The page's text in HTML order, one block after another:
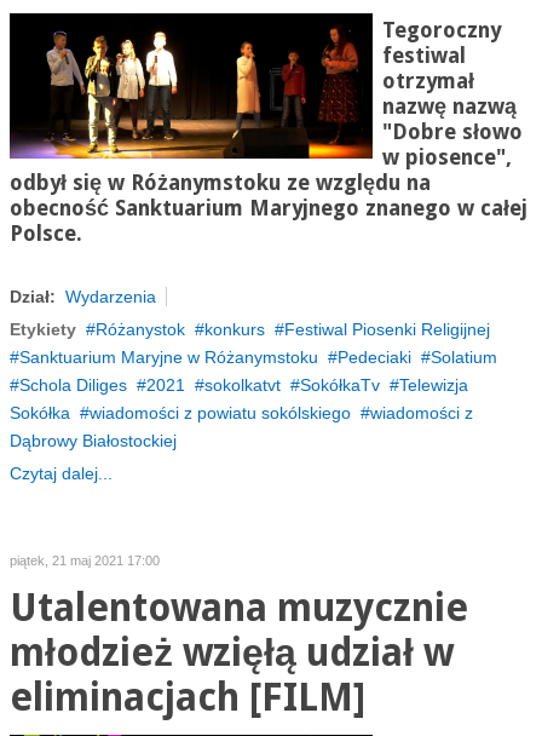
Tegoroczny
festiwal
otrzymał
nazwę nazwą
" Dobre słowo
w piosence",
odbył się w Różanymstoku ze względu na
obecność Sanktuarium Maryjnego znanego w całej
Polsce.
Dział: Wydarzenia
Etykiety
Różanystok konkurs
Festiwal Piosenki Religijnej
Sanktuarium Maryjne w Różanymstoku
Pedeciaki
Solatium
Schola Diliges
2021 sokolkatvt SokółkaTv
Telewizja
Sokółka
wiadomości z powiatu sokólskiego
wiadomości z
Dąbrowy Białostockiej
Czytaj dalej...
piątek, 21 maj 2021 17:00
Utalentowana muzycznie
młodzież wzięłą udział w
eliminacjach [FILM]